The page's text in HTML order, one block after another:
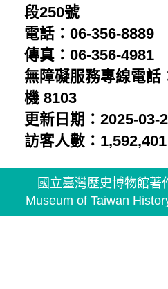
段250號
電話：06-356-8889
傳真：06-356-4981
無障礙服務專線電話
機 8103
更新日期：2025-03-
訪客人數：1,592,401
國立臺灣歷史博物館
Museum of Taiwan